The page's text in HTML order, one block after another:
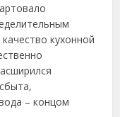
кухонной
– концом